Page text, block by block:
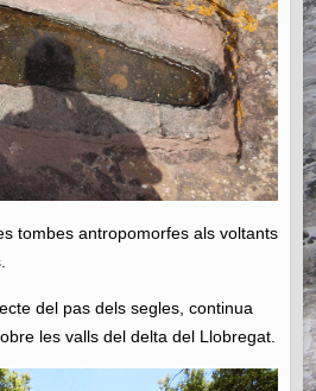
tombes antropomorfes als voltants
del pas dels segles, continua
les valls del delta del Llobregat.